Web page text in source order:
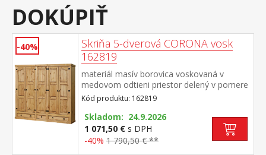
DOKÚPIŤ
-40%
Skriňa 5-dverová CORONA vosk
162819
materiál masív borovica voskovaná v
medovom odtieni priestor delený v pomere
2:1:2 v oboch širších častiach šatníková tyč
a polica na klobúky, stredná užšia časť 3
variabilné police v spodnej časti 2 veľké a 1
malá zásuvka, kovové ozdobné
úchytky odporúčaný nadstavec CORONA
16953 súčasť zostavy Corona
Kód produktu: 162819
Skladom: 24.9.2026
1 071,50 € s DPH
-40% 1 790,50 € **